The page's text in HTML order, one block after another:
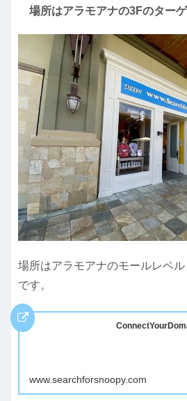
場所はアラモアナの3Fのター
場所はアラモアナのモールレベ
です。
www.searchforsnoopy.com